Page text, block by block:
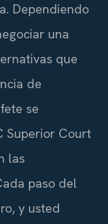
Dependiendo
una
que
de
se
Superior Court
las
paso del
y usted